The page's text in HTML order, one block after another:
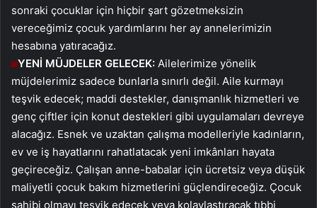
sonraki çocuklar için hiçbir şart gözetmeksizin
vereceğimiz çocuk yardımlarını her ay annelerimizin
hesabına yatıracağız.
YENİ MÜJDELER GELECEK: Ailelerimize yönelik
müjdelerimiz sadece bunlarla sınırlı değil. Aile kurmayı
teşvik edecek; maddi destekler, danışmanlık hizmetleri ve
genç çiftler için konut destekleri gibi uygulamaları devreye
alacağız. Esnek ve uzaktan çalışma modelleriyle kadınların,
ev ve iş hayatlarını rahatlatacak yeni imkânları hayata
geçireceğiz. Çalışan anne-babalar için ücretsiz veya düşük
maliyetli çocuk bakım hizmetlerini güçlendireceğiz. Çocuk
sahibi olmayı teşvik edecek veya kolaylaştıracak tıbbi